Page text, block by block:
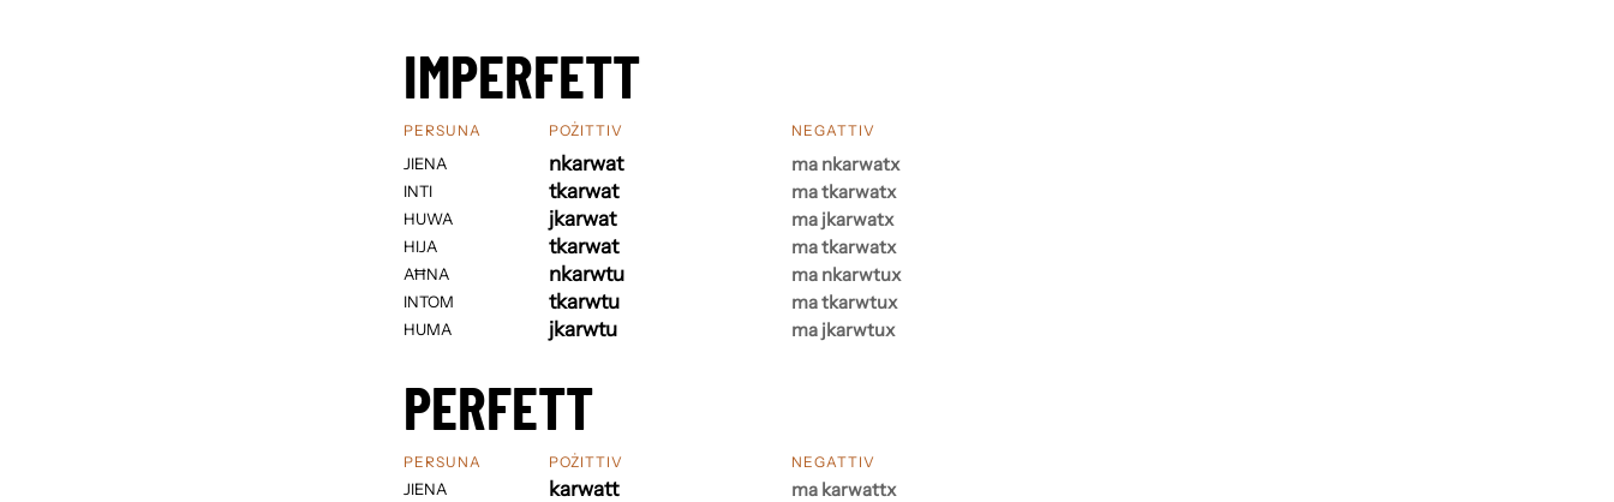
IMPERFETT
PERSUNA
JIENA
INTI
HUWA
HIJA
AĦNA
INTOM
HUMA
POŻITTIV
nkarwat
tkarwat
jkarwat
tkarwat
nkarwtu
tkarwtu
jkarwtu
NEGATTIV
ma nkarwatx
ma tkarwatx
ma jkarwatx
ma tkarwatx
ma nkarwtux
ma tkarwtux
ma jkarwtux
PERFETT
PERSUNA
JIENA
POŻITTIV
karwatt
NEGATTIV
ma karwattx